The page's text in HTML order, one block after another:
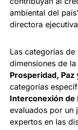
ambiental del
directora
Las categorías
dimensiones de
Prosperidad, Paz
categorías
Interconexión de
evaluados por un
expertos en las